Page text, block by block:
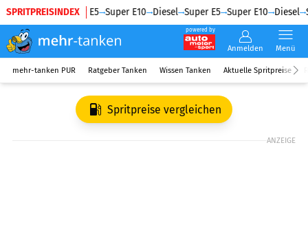
SPRITPREISINDEX
Diesel Super E5 Super E10 Diesel Super E5 Super E10 Diesel
powered by
Anmelden Menü
mehr-tanken PUR Ratgeber Tanken Wissen Tanken Aktuelle Spritpreise
Spritpreise vergleichen
ANZEIGE